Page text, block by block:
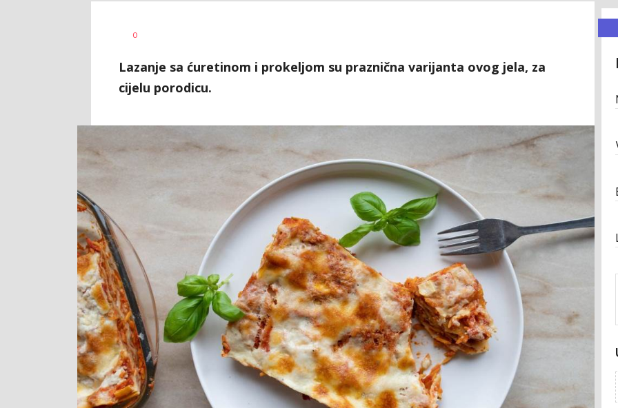
0
Lazanje sa ćuretinom i prokeljom su praznična varijanta ovog jela, za
cijelu porodicu.